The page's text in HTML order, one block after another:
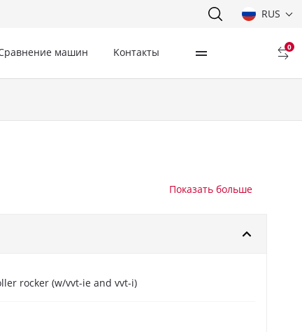
RUS
0
машин Kонтакты
rocker (w/vvt-ie and vvt-i)